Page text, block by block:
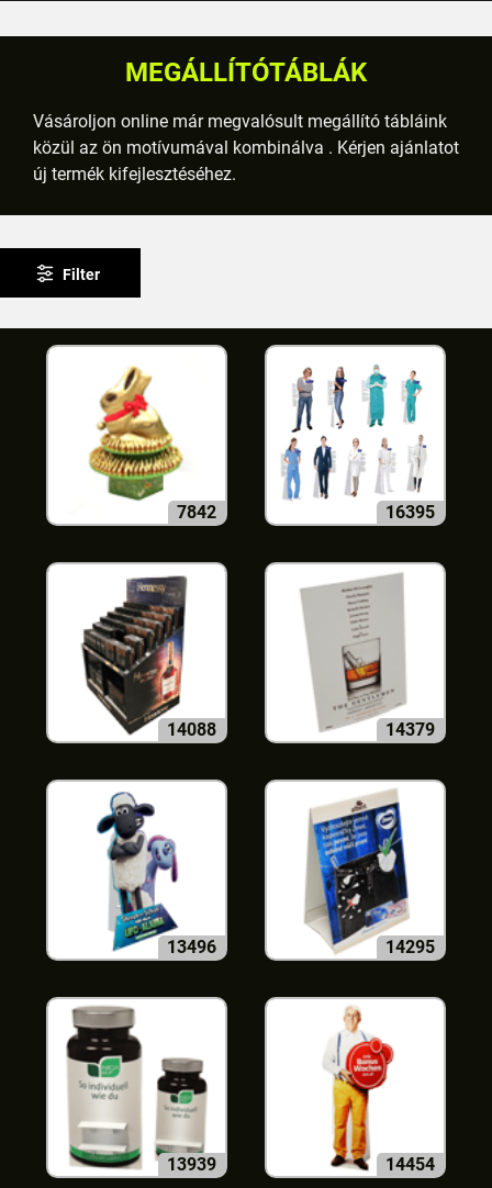
MEGÁLLÍTÓTÁBLÁK
Vásároljon online már megvalósult megállító tábláink
közül az ön motívumával kombinálva . Kérjen ajánlatot
új termék kifejlesztéséhez.
Filter
7842 16395
14088 14379
13496 14295
13939 14454